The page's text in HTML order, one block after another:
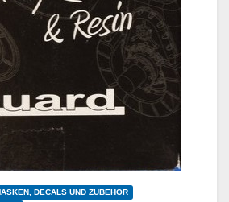
DECALS UND ZUBEHÖR